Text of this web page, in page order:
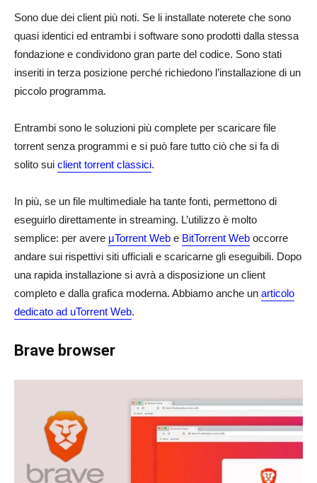
Sono due dei client più noti. Se li installate noterete che sono
quasi identici ed entrambi i software sono prodotti dalla stessa
fondazione e condividono gran parte del codice. Sono stati
inseriti in terza posizione perché richiedono l’installazione di un
piccolo programma.
Entrambi sono le soluzioni più complete per scaricare file
torrent senza programmi e si può fare tutto ciò che si fa di
solito sui client torrent classici.
In più, se un file multimediale ha tante fonti, permettono di
eseguirlo direttamente in streaming. L’utilizzo è molto
semplice: per avere μTorrent Web e BitTorrent Web occorre
andare sui rispettivi siti ufficiali e scaricarne gli eseguibili. Dopo
una rapida installazione si avrà a disposizione un client
completo e dalla grafica moderna. Abbiamo anche un articolo
dedicato ad uTorrent Web.
Brave browser